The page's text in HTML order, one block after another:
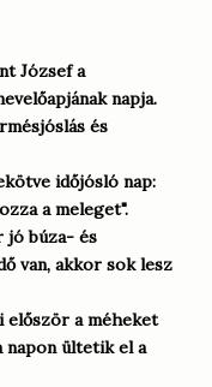
József a
napja.
és
időjósló nap:
a meleget".
jó búza- és
van, akkor sok lesz
először a méheket
napon ültetik el a